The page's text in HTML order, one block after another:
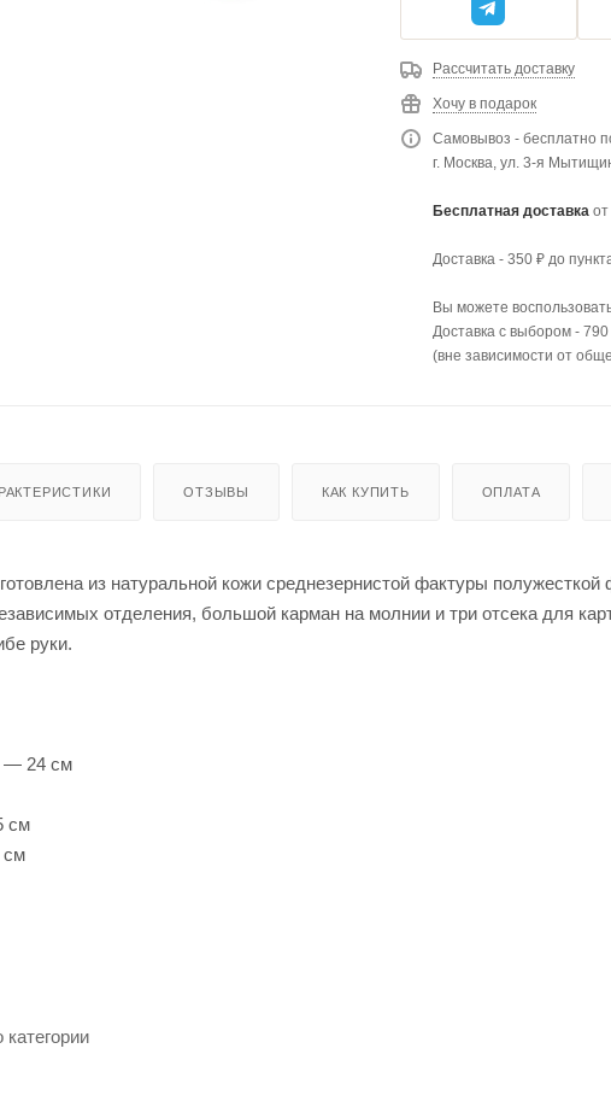
Рассчитать доставку
Хочу в подарок
Самовывоз - бесплатно
г. Москва, ул. 3-я
Бесплатная доставка
Доставка - 350 ₽ до
Вы можете
Доставка с выбором -
(вне зависимости от
ОТЗЫВЫ КАК КУПИТЬ ОПЛАТА
из натуральной кожи среднезернистой фактуры
отделения, большой карман на молнии и три отсека для
руки.
— 24 см
см
см
категории